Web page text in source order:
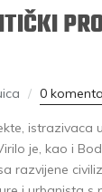
0
istrazivaca
je, kao i
razvijene